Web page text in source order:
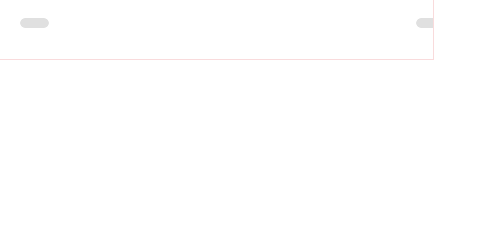
ödün vermemek için bu rehberi mutlaka okuyun.
bir ızgara molası vermek için İbrahimin Yeri sizi bekliyor.